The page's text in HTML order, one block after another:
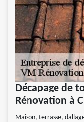
Décapage de
Rénovation à
Maison, terrasse,